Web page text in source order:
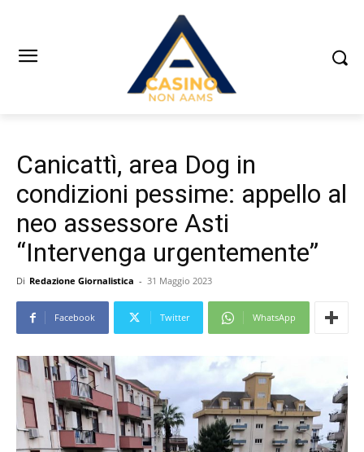
Canicattì, area Dog in
condizioni pessime: appello al
neo assessore Asti
“Intervenga urgentemente”
Di Redazione Giornalistica - 31 Maggio 2023
Facebook Twitter WhatsApp